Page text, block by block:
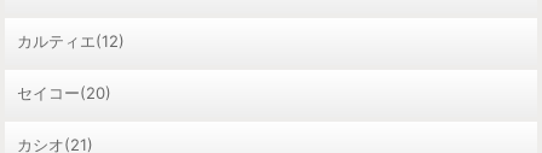
カルティエ(12)
セイコー(20)
カシオ(21)